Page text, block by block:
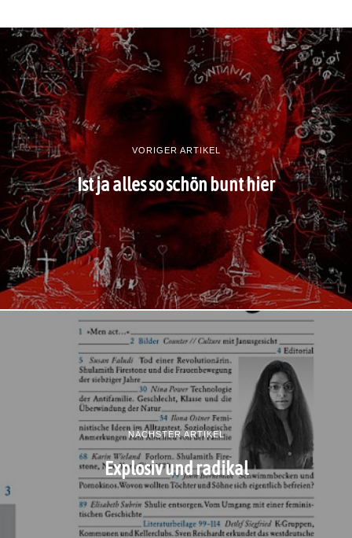
VORIGER ARTIKEL
Ist ja alles so schön bunt hier
NÄCHSTER ARTIKEL
Explosiv und radikal